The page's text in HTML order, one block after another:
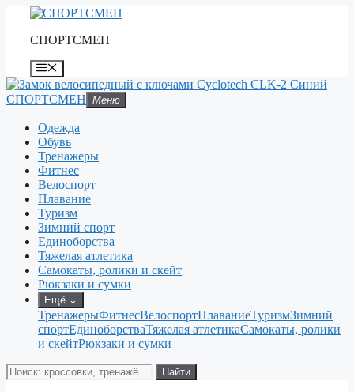
Перейти
содержимому
СПОРТСМЕН
Меню
СПОРТСМЕН Меню
Одежда
Обувь
Тренажеры
Фитнес
Велоспорт
Плавание
Туризм
Зимний спорт
Единоборства
Тяжелая атлетика
Самокаты, ролики и скейт
Рюкзаки и сумки
Ещё ⌄
ТренажерыФитнесВелоспортПлаваниеТуризмЗимний
спортЕдиноборстваТяжелая атлетикаСамокаты, ролики
и скейтРюкзаки и сумки
Поиск
товаров
Найти